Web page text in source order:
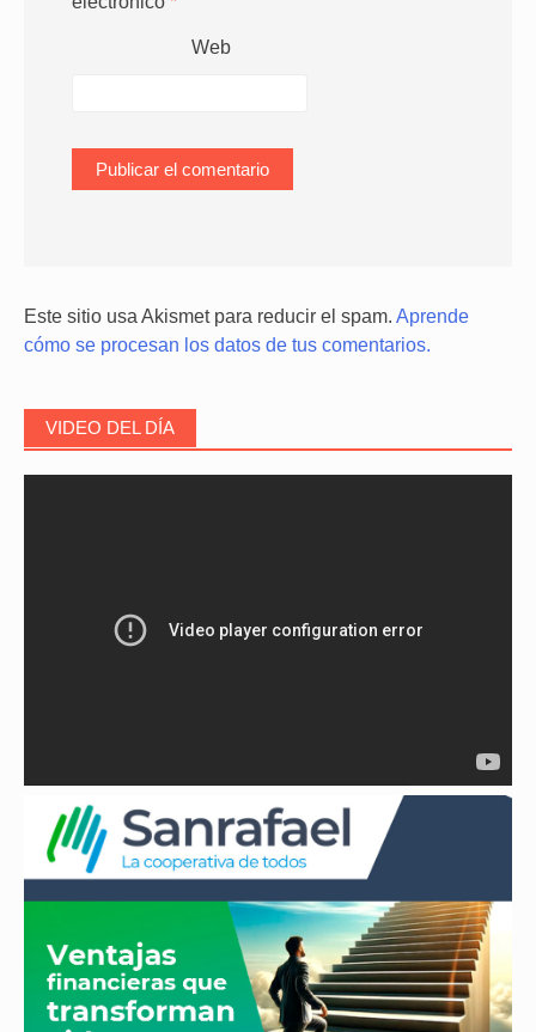
Web
Este sitio usa Akismet para reducir el spam. Aprende
cómo se procesan los datos de tus comentarios.
VIDEO DEL DÍA